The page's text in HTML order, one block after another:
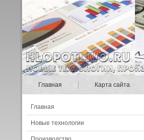
Главная Карта сайта
Главная
Новые технологии